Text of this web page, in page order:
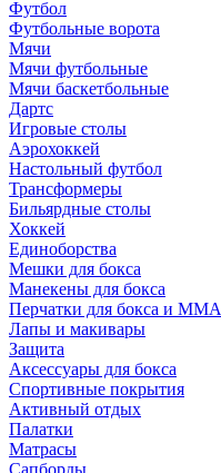
Футбол
Футбольные ворота
Мячи
Мячи футбольные
Мячи баскетбольные
Дартс
Игровые столы
Аэрохоккей
Настольный футбол
Трансформеры
Бильярдные столы
Хоккей
Единоборства
Мешки для бокса
Манекены для бокса
Перчатки для бокса и MMA
Лапы и макивары
Защита
Аксессуары для бокса
Спортивные покрытия
Активный отдых
Палатки
Матрасы
Сапборды